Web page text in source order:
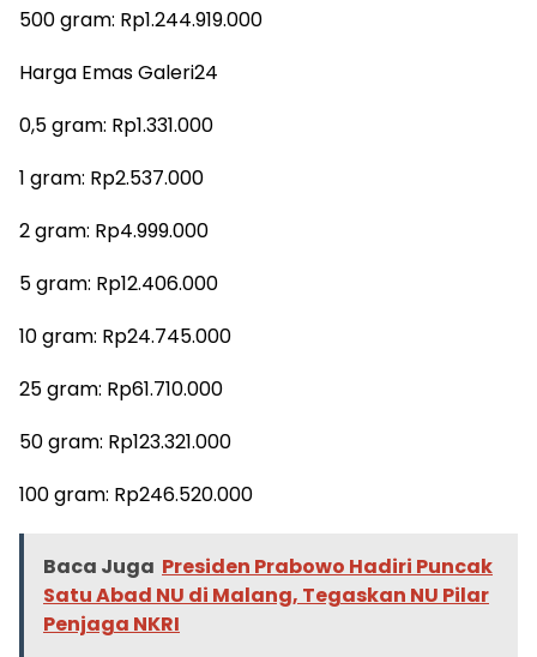
500 gram: Rp1.244.919.000
Harga Emas Galeri24
0,5 gram: Rp1.331.000
1 gram: Rp2.537.000
2 gram: Rp4.999.000
5 gram: Rp12.406.000
10 gram: Rp24.745.000
25 gram: Rp61.710.000
50 gram: Rp123.321.000
100 gram: Rp246.520.000
Baca Juga Presiden Prabowo Hadiri Puncak
Satu Abad NU di Malang, Tegaskan NU Pilar
Penjaga NKRI